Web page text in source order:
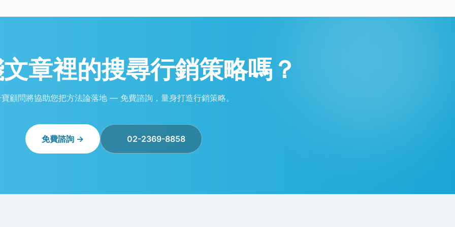
章裡的搜尋行銷策略嗎？
顧問將協助您把方法論落地 — 免費諮詢，量身打造行銷策略。
免費諮詢 → 02-2369-8858